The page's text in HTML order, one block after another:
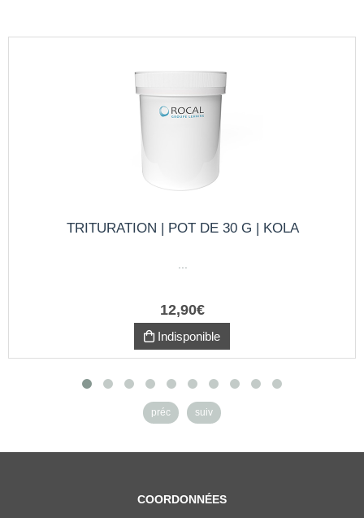
TRITURATION | POT DE 30 G | KOLA
12,90€
Indisponible
préc suiv
COORDONNÉES